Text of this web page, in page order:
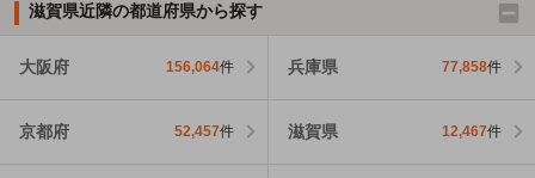
滋賀県近隣の都道府県から探す
大阪府 156,064件 兵庫県 77,858件
京都府 52,457件 滋賀県 12,467件